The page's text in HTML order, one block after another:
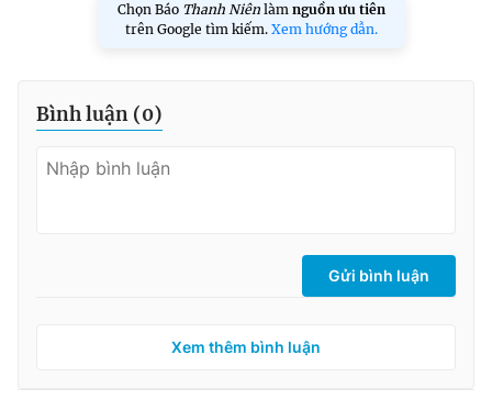
Chọn Báo Thanh Niên làm nguồn ưu tiên
trên Google tìm kiếm. Xem hướng dẫn.
Bình luận (0)
Gửi bình luận
Xem thêm bình luận